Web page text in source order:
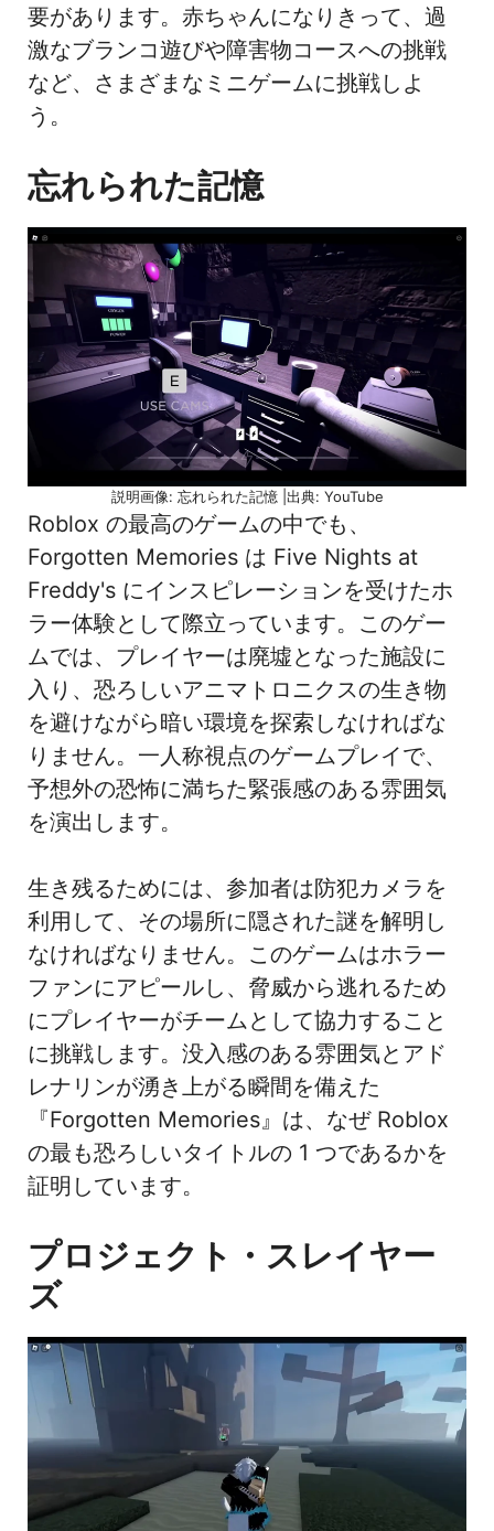
要があります。赤ちゃんになりきって、過
激なブランコ遊びや障害物コースへの挑戦
など、さまざまなミニゲームに挑戦しよ
う。
忘れられた記憶
説明画像: 忘れられた記憶 |出典: YouTube
Roblox の最高のゲームの中でも、
Forgotten Memories は Five Nights at
Freddy's にインスピレーションを受けたホ
ラー体験として際立っています。このゲー
ムでは、プレイヤーは廃墟となった施設に
入り、恐ろしいアニマトロニクスの生き物
を避けながら暗い環境を探索しなければな
りません。一人称視点のゲームプレイで、
予想外の恐怖に満ちた緊張感のある雰囲気
を演出します。
生き残るためには、参加者は防犯カメラを
利用して、その場所に隠された謎を解明し
なければなりません。このゲームはホラー
ファンにアピールし、脅威から逃れるため
にプレイヤーがチームとして協力すること
に挑戦します。没入感のある雰囲気とアド
レナリンが湧き上がる瞬間を備えた
『Forgotten Memories』は、なぜ Roblox
の最も恐ろしいタイトルの 1 つであるかを
証明しています。
プロジェクト・スレイヤー
ズ